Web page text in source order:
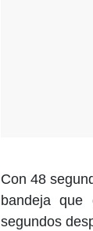
Con 48
bandeja
segundos